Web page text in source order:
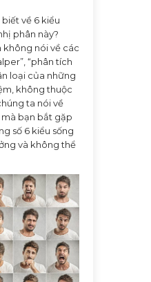
về 6 kiểu
phân này?
không nói về các
“phân tích
loại của những
không thuộc
ta nói về
mà bạn bắt gặp
số 6 kiểu sống
và không thể